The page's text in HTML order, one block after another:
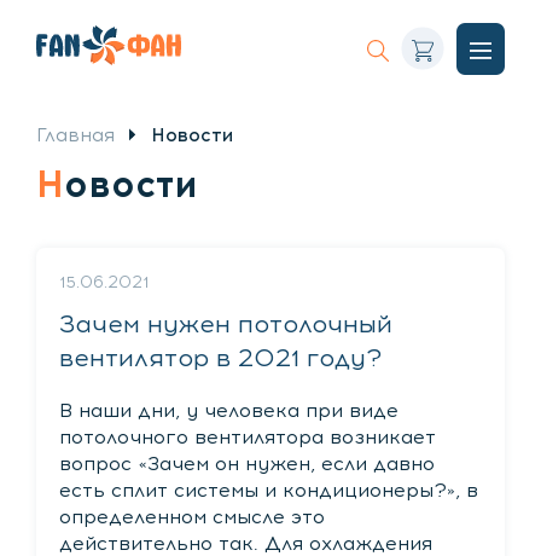
Искать
меню
Корзина
Главная Новости
Новости
Зачем нужен потолочный
вентилятор в 2021 году?
15.06.2021
В наши дни, у человека при виде
потолочного вентилятора возникает
вопрос «Зачем он нужен, если давно
есть сплит системы и кондиционеры?», в
определенном смысле это
действительно так. Для охлаждения